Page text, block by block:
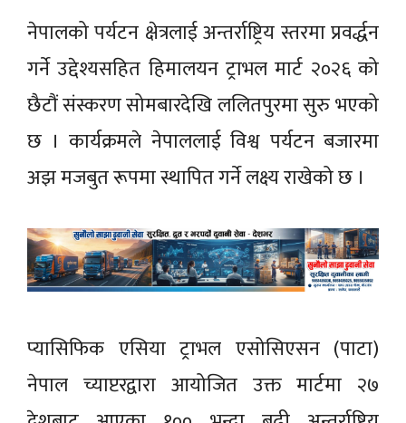
नेपालको पर्यटन क्षेत्रलाई अन्तर्राष्ट्रिय स्तरमा प्रवर्द्धन
गर्ने उद्देश्यसहित हिमालयन ट्राभल मार्ट २०२६ को
छैटौं संस्करण सोमबारदेखि ललितपुरमा सुरु भएको
छ । कार्यक्रमले नेपाललाई विश्व पर्यटन बजारमा
अझ मजबुत रूपमा स्थापित गर्ने लक्ष्य राखेको छ ।
प्यासिफिक एसिया ट्राभल एसोसिएसन (पाटा)
नेपाल च्याप्टरद्वारा आयोजित उक्त मार्टमा २७